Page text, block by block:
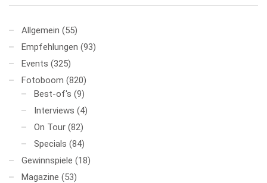
Allgemein (55)
Empfehlungen (93)
Events (325)
Fotoboom (820)
Best-of's (9)
Interviews (4)
On Tour (82)
Specials (84)
Gewinnspiele (18)
Magazine (53)